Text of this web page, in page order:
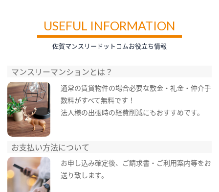
USEFUL INFORMATION
佐賀マンスリードットコムお役立ち情報
マンスリーマンションとは？
通常の賃貸物件の場合必要な敷金・礼金・仲介手
数料がすべて無料です！
法人様の出張時の経費削減にもおすすめです。
お支払い方法について
お申し込み確定後、ご請求書・ご利用案内等をお
送り致します。